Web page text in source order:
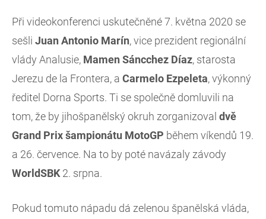
Při videokonferenci uskutečněné 7. května 2020 se
sešli Juan Antonio Marín, vice prezident regionální
vlády Analusie, Mamen Sáncchez Díaz, starosta
Jerezu de la Frontera, a Carmelo Ezpeleta, výkonný
ředitel Dorna Sports. Ti se společně domluvili na
tom, že by jihošpanělský okruh zorganizoval dvě
Grand Prix šampionátu MotoGP během víkendů 19.
a 26. července. Na to by poté navázaly závody
WorldSBK 2. srpna.
Pokud tomuto nápadu dá zelenou španělská vláda,